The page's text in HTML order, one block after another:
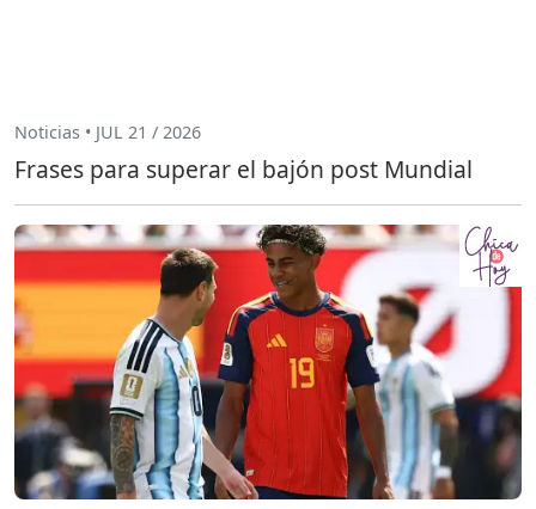
Noticias • JUL 21 / 2026
Frases para superar el bajón post Mundial